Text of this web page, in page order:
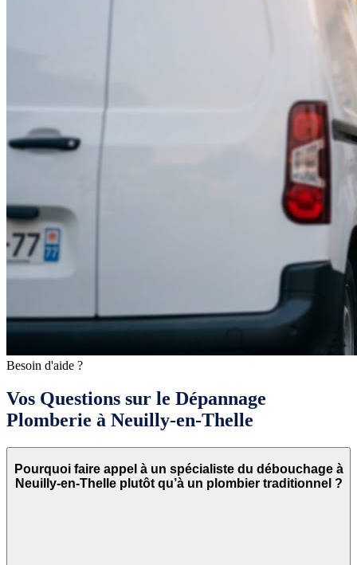
Besoin d'aide ?
Vos Questions sur le Dépannage
Plomberie à Neuilly-en-Thelle
Pourquoi faire appel à un spécialiste du débouchage à
Neuilly-en-Thelle plutôt qu’à un plombier traditionnel ?